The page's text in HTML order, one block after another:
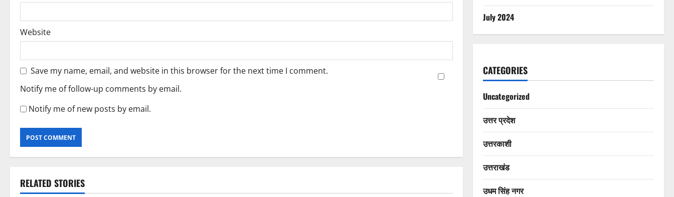
Website
Save my name, email, and website in this browser for the next time I comment.
Notify me of follow-up comments by email.
Notify me of new posts by email.
RELATED STORIES
July 2024
CATEGORIES
Uncategorized
उत्तर प्रदेश
उत्तरकाशी
उत्तराखंड
उधम सिंह नगर